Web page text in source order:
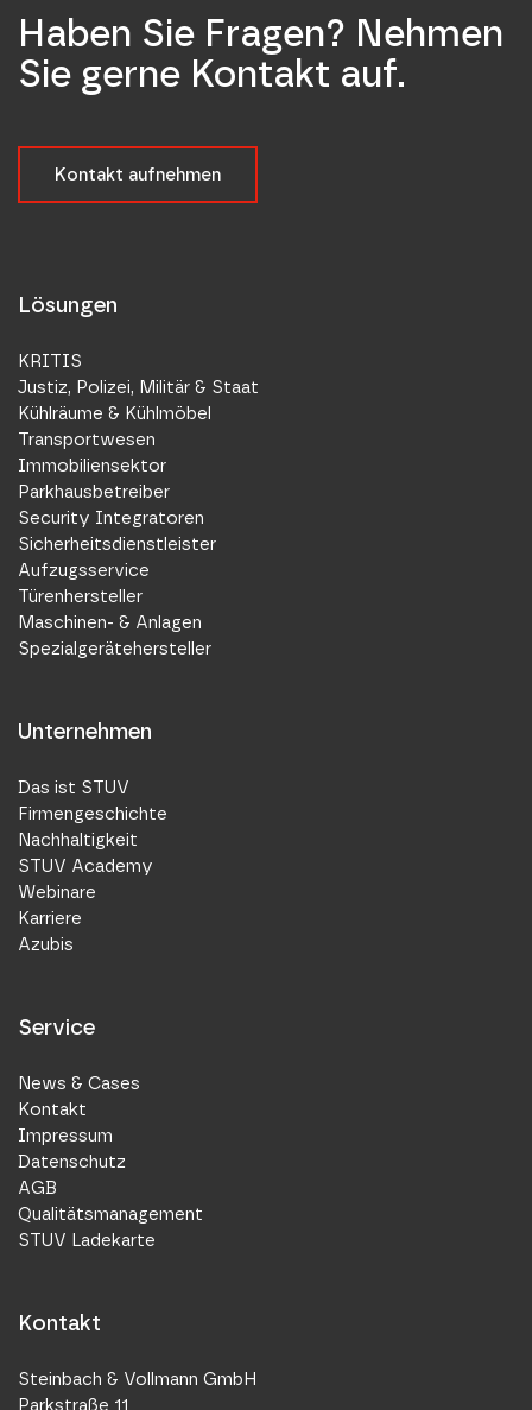
Haben Sie Fragen? Nehmen
Sie gerne Kontakt auf.
Kontakt aufnehmen
Lösungen
KRITIS
Justiz, Polizei, Militär & Staat
Kühlräume & Kühlmöbel
Transportwesen
Immobiliensektor
Parkhausbetreiber
Security Integratoren
Sicherheitsdienstleister
Aufzugsservice
Türenhersteller
Maschinen- & Anlagen
Spezialgerätehersteller
Unternehmen
Das ist STUV
Firmengeschichte
Nachhaltigkeit
STUV Academy
Webinare
Karriere
Azubis
Service
News & Cases
Kontakt
Impressum
Datenschutz
AGB
Qualitätsmanagement
STUV Ladekarte
Kontakt
Steinbach & Vollmann GmbH
Parkstraße 11